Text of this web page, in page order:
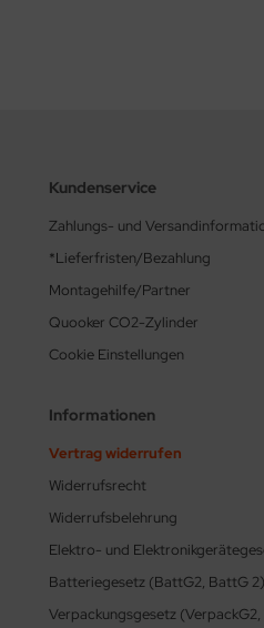
Kundenservice
Zahlungs- und
*Lieferfristen/Bezahlung
Montagehilfe/Partner
Quooker CO2-Zylinder
Cookie Einstellungen
Informationen
Vertrag widerrufen
Widerrufsrecht
Widerrufsbelehrung
Elektro- und
Batteriegesetz (BattG2, BattG 2)
Verpackungsgesetz